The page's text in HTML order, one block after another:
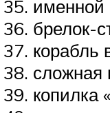
именной
брелок-
корабль
сложная
копилка